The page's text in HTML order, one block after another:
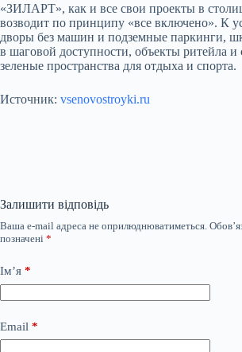
«ЗИЛАРТ», как и все свои проекты в
возводит по принципу «все включено». К
дворы без машин и подземные паркинги,
в шаговой доступности, объекты ритейла и
зеленые пространства для отдыха и спорта.
Источник: vsenovostroyki.ru
Залишити відповідь
Ваша e-mail адреса не оприлюднюватиметься.
позначені *
Ім’я *
Email *